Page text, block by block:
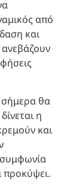
από
και
σήμερα θα
η
και
προκύψει.